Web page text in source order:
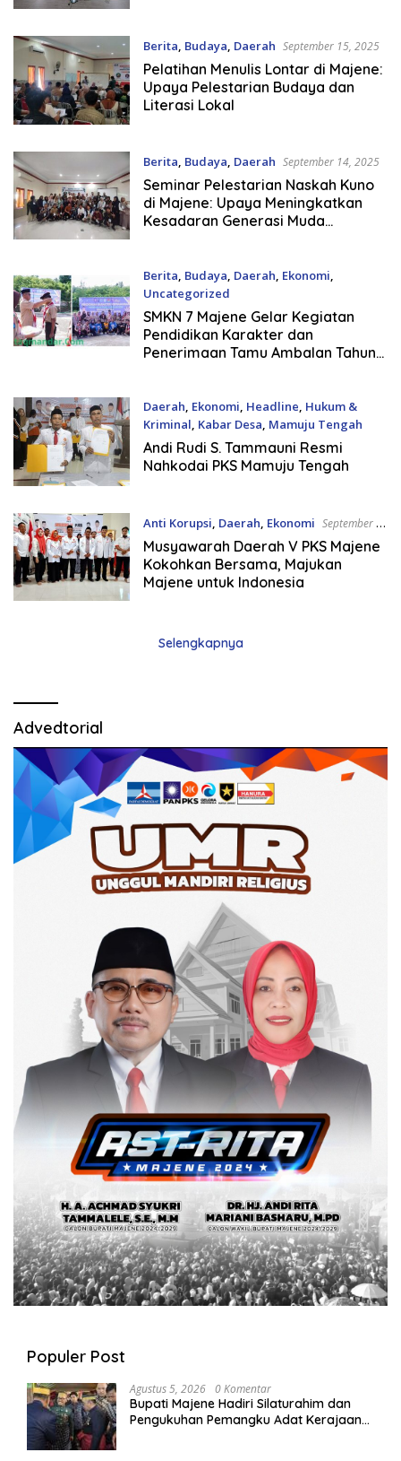
Berita, Budaya, Daerah September 15, 2025
Pelatihan Menulis Lontar di Majene:
Upaya Pelestarian Budaya dan
Literasi Lokal
Berita, Budaya, Daerah September 14, 2025
Seminar Pelestarian Naskah Kuno
di Majene: Upaya Meningkatkan
Kesadaran Generasi Muda
Berita, Budaya, Daerah, Ekonomi,
Uncategorized
September 11, 2025
SMKN 7 Majene Gelar Kegiatan
Pendidikan Karakter dan
Penerimaan Tamu Ambalan Tahun
Daerah, Ekonomi, Headline, Hukum &
Kriminal, Kabar Desa, Mamuju Tengah
September 6, 2025
Andi Rudi S. Tammauni Resmi
Nahkodai PKS Mamuju Tengah
Anti Korupsi, Daerah, Ekonomi September 6,
2025
Musyawarah Daerah V PKS Majene
Kokohkan Bersama, Majukan
Majene untuk Indonesia
Selengkapnya
Advedtorial
Populer Post
Agustus 5, 2026 0 Komentar
Bupati Majene Hadiri Silaturahim dan
Pengukuhan Pemangku Adat Kerajaan